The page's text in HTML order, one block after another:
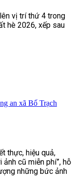
vị trí thứ 4 trong
hè 2026, xếp sau
an xã Bố Trạch
thực, hiệu quả,
ảnh cũ miễn phí”, hỗ
những bức ảnh